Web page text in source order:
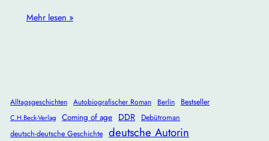
Mehr lesen »
Alltagsgeschichten Autobiografischer Roman Berlin Bestseller
C.H.Beck-Verlag Coming of age DDR
Debütroman
deutsch-deutsche Geschichte deutsche Autorin